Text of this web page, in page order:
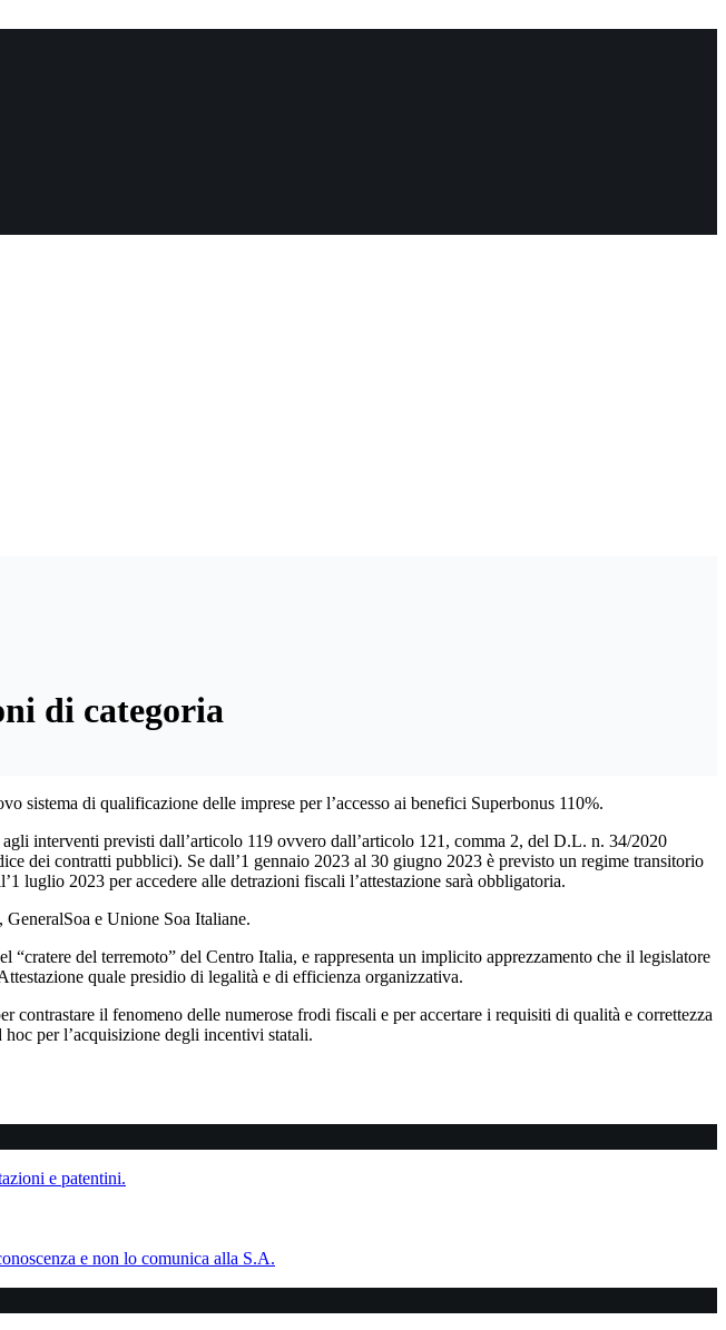
di categoria
sistema di qualificazione delle imprese per l’accesso ai benefici Superbonus 110%.
interventi previsti dall’articolo 119 ovvero dall’articolo 121, comma 2, del D.L. n. 34/2020
dei contratti pubblici). Se dall’1 gennaio 2023 al 30 giugno 2023 è previsto un regime transitorio
luglio 2023 per accedere alle detrazioni fiscali l’attestazione sarà obbligatoria.
e Unione Soa Italiane.
del terremoto” del Centro Italia, e rappresenta un implicito apprezzamento che il legislatore
quale presidio di legalità e di efficienza organizzativa.
il fenomeno delle numerose frodi fiscali e per accertare i requisiti di qualità e correttezza
hoc per l’acquisizione degli incentivi statali.
e patentini.
e non lo comunica alla S.A.